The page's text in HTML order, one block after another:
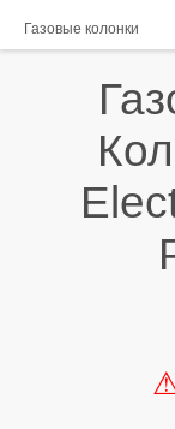
Газовые колонки